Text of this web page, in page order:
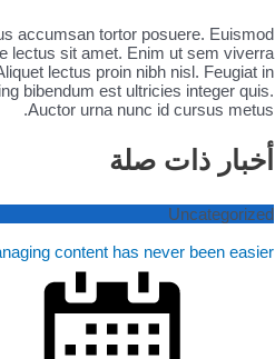
accumsan tortor posuere. Euismod
lectus sit amet. Enim ut sem viverra
lectus proin nibh nisl. Feugiat in
bibendum est ultricies integer quis.
Auctor urna nunc id cursus metus.
أخبار ذات صلة
Uncategorized
content has never been easier